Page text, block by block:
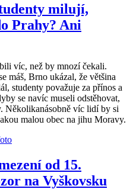
milují,
Prahy? Ani
víc, než by mnozí čekali.
máš, Brno ukázal, že většina
studenty považuje za přínos a
se navíc museli odstěhovat,
Několikanásobně víc lidí by si
malou obec na jihu Moravy.
od 15.
na Vyškovsku